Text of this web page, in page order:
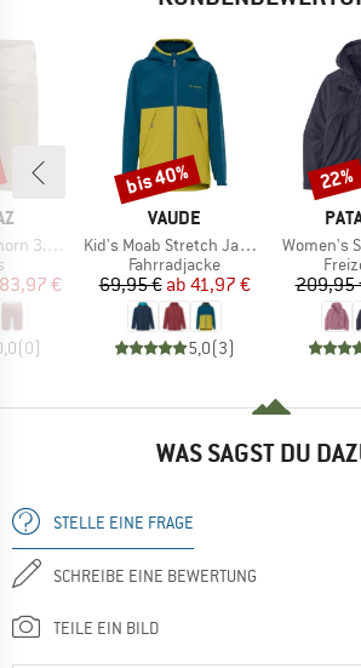
Short
Preis
€
(0)
MARKE
VAUDE
Artikel
Kid's Moab Stretch Jacket
Produktgruppe
Fahrradjacke
Preis
69,95 € reduzierter Preis
ab 41,97 €
5,0(3)
Rabatt
bis 40%
Artikel
Women's
209,95
22%
WAS SAGST DU
STELLE EINE FRAGE
SCHREIBE EINE BEWERTUNG
TEILE EIN BILD